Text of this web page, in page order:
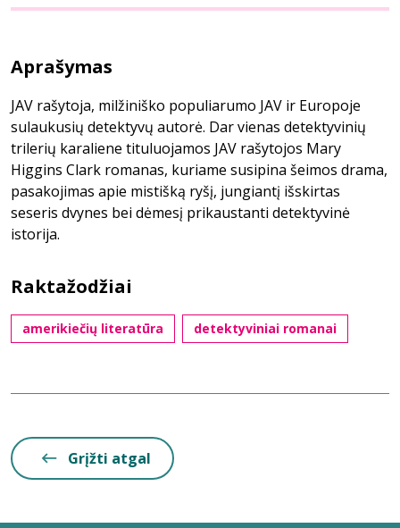
Aprašymas
JAV rašytoja, milžiniško populiarumo JAV ir Europoje
sulaukusių detektyvų autorė. Dar vienas detektyvinių
trilerių karaliene tituluojamos JAV rašytojos Mary
Higgins Clark romanas, kuriame susipina šeimos drama,
pasakojimas apie mistišką ryšį, jungiantį išskirtas
seseris dvynes bei dėmesį prikaustanti detektyvinė
istorija.
Raktažodžiai
amerikiečių literatūra detektyviniai romanai
Grįžti atgal